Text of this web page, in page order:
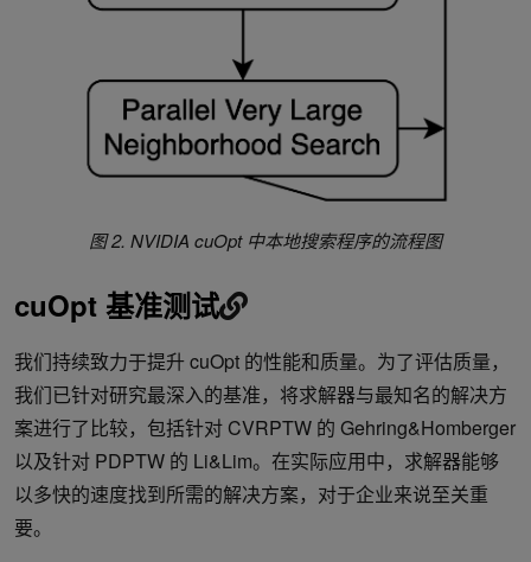
图 2. NVIDIA cuOpt 中本地搜索程序的流程图
cuOpt 基准测试
我们持续致力于提升 cuOpt 的性能和质量。为了评估质量，
我们已针对研究最深入的基准，将求解器与最知名的解决方
案进行了比较，包括针对 CVRPTW 的 Gehring&Homberger
以及针对 PDPTW 的 Li&Lim。在实际应用中，求解器能够
以多快的速度找到所需的解决方案，对于企业来说至关重
要。